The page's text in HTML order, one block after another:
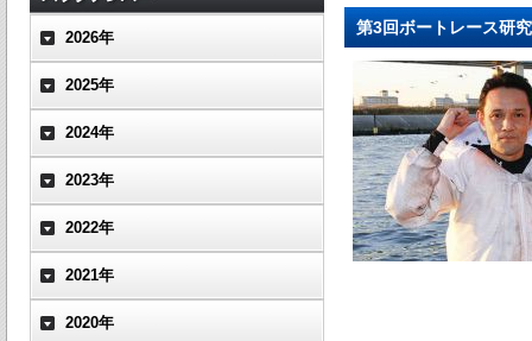
2026年
2025年
2024年
2023年
2022年
2021年
2020年
第3回ボートレース研